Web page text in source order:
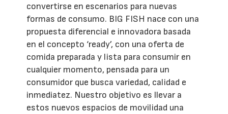
convertirse en escenarios para nuevas
formas de consumo. BIG FISH nace con una
propuesta diferencial e innovadora basada
en el concepto ‘ready’, con una oferta de
comida preparada y lista para consumir en
cualquier momento, pensada para un
consumidor que busca variedad, calidad e
inmediatez. Nuestro objetivo es llevar a
estos nuevos espacios de movilidad una